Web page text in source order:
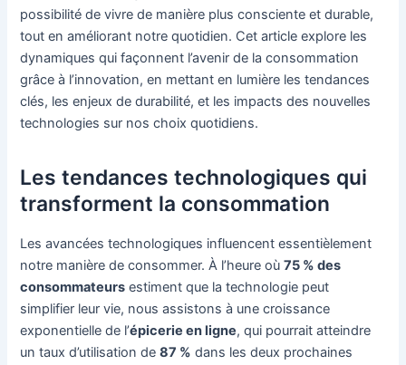
possibilité de vivre de manière plus consciente et durable,
tout en améliorant notre quotidien. Cet article explore les
dynamiques qui façonnent l’avenir de la consommation
grâce à l’innovation, en mettant en lumière les tendances
clés, les enjeux de durabilité, et les impacts des nouvelles
technologies sur nos choix quotidiens.
Les tendances technologiques qui
transforment la consommation
Les avancées technologiques influencent essentièlement
notre manière de consommer. À l’heure où75 % des
consommateurs estiment que la technologie peut
simplifier leur vie, nous assistons à une croissance
exponentielle de l’épicerie en ligne, qui pourrait atteindre
un taux d’utilisation de87 % dans les deux prochaines